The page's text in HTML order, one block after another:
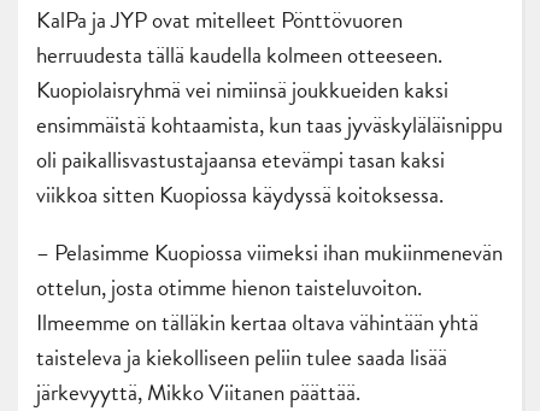
KalPa ja JYP ovat mitelleet Pönttövuoren
herruudesta tällä kaudella kolmeen otteeseen.
Kuopiolaisryhmä vei nimiinsä joukkueiden kaksi
ensimmäistä kohtaamista, kun taas jyväskyläläisnippu
oli paikallisvastustajaansa etevämpi tasan kaksi
viikkoa sitten Kuopiossa käydyssä koitoksessa.
– Pelasimme Kuopiossa viimeksi ihan mukiinmenevän
ottelun, josta otimme hienon taisteluvoiton.
Ilmeemme on tälläkin kertaa oltava vähintään yhtä
taisteleva ja kiekolliseen peliin tulee saada lisää
järkevyyttä, Mikko Viitanen päättää.